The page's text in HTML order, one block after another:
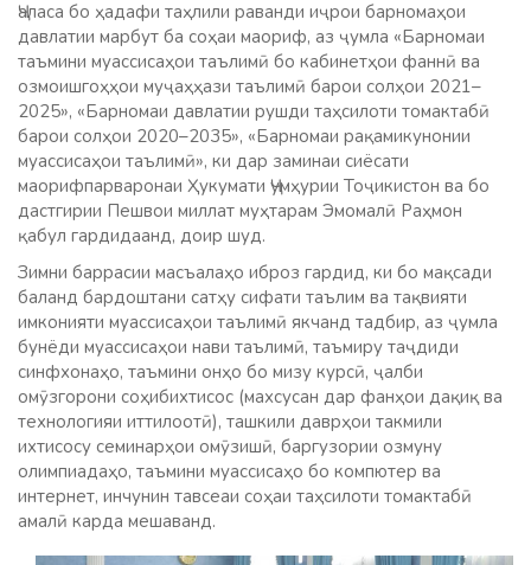
Ҷаласа бо ҳадафи таҳлили раванди иҷрои барномаҳои
давлатии марбут ба соҳаи маориф, аз ҷумла «Барномаи
таъмини муассисаҳои таълимӣ бо кабинетҳои фаннӣ ва
озмоишгоҳҳои муҷаҳҳази таълимӣ барои солҳои 2021–
2025», «Барномаи давлатии рушди таҳсилоти томактабӣ
барои солҳои 2020–2035», «Барномаи рақамикунонии
муассисаҳои таълимӣ», ки дар заминаи сиёсати
маорифпарваронаи Ҳукумати Ҷумҳурии Тоҷикистон ва бо
дастгирии Пешвои миллат муҳтарам Эмомалӣ Раҳмон
қабул гардидаанд, доир шуд.
Зимни баррасии масъалаҳо иброз гардид, ки бо мақсади
баланд бардоштани сатҳу сифати таълим ва тақвияти
имконияти муассисаҳои таълимӣ якчанд тадбир, аз ҷумла
бунёди муассисаҳои нави таълимӣ, таъмиру таҷдиди
синфхонаҳо, таъмини онҳо бо мизу курсӣ, ҷалби
омӯзгорони соҳибихтисос (махсусан дар фанҳои дақиқ ва
технологияи иттилоотӣ), ташкили даврҳои такмили
ихтисосу семинарҳои омӯзишӣ, баргузории озмуну
олимпиадаҳо, таъмини муассисаҳо бо компютер ва
интернет, инчунин тавсеаи соҳаи таҳсилоти томактабӣ
амалӣ карда мешаванд.